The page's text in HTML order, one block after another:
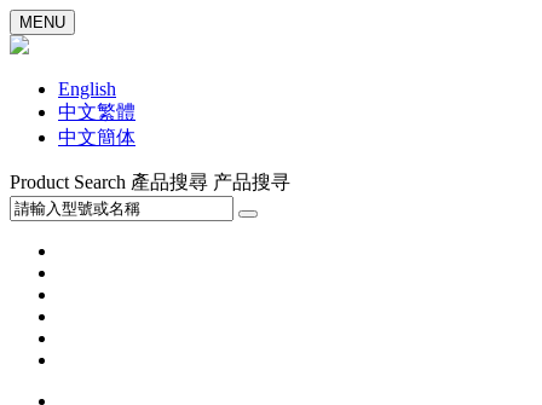
MENU
English
中文繁體
中文簡体
Product Search 產品搜尋 产品搜寻